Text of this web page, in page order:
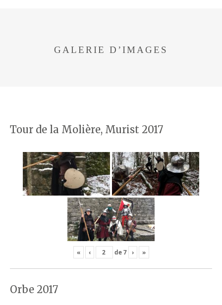
GALERIE D’IMAGES
Tour de la Molière, Murist 2017
« ‹ de7 › »
Orbe 2017